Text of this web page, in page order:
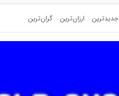
جدیدترین ارزان‌ترین گران‌ترین